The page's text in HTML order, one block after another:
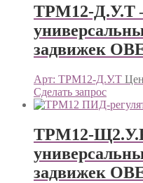
ТРМ12-Д.У.Т
задвижек
Арт: ТРМ12-Д.У.Т
Сделать запрос
ТРМ12-
задвижек